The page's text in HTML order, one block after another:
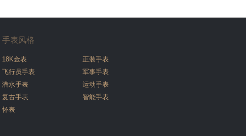
手表风格
18K金表
正装手表
飞行员手表
军事手表
潜水手表
运动手表
复古手表
智能手表
怀表